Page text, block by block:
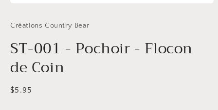
média
1
une
fenêtre
Créations Country Bear
ST-001 - Pochoir - Flocon
de Coin
Prix
$5.95